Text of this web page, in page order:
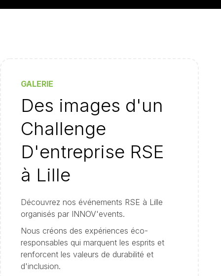
GALERIE
Des images d'un
Challenge
D'entreprise RSE
à Lille
Découvrez nos événements RSE à Lille
organisés par INNOV'events.
Nous créons des expériences éco-
responsables qui marquent les esprits et
renforcent les valeurs de durabilité et
d'inclusion.